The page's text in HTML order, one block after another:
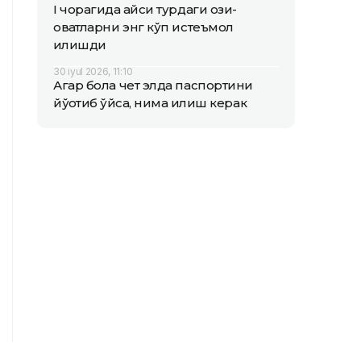
I чорагида қайси турдаги озиқ-
овқатларни энг кўп истеъмол
қилишди
30 iyul 2026, 11:10
Агар бола чет элда паспортини
йўқотиб қўйса, нима қилиш керак